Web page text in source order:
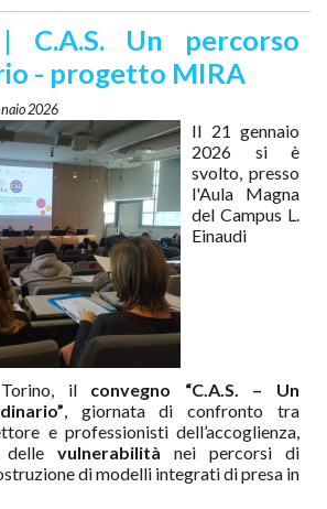
C.A.S. Un percorso
- progetto MIRA
2026
Il 21 gennaio
2026 si è
svolto, presso
l'Aula Magna
del Campus L.
Einaudi
Torino, il convegno “C.A.S. – Un
, giornata di confronto tra
e professionisti dell’accoglienza,
vulnerabilità nei percorsi di
di modelli integrati di presa in